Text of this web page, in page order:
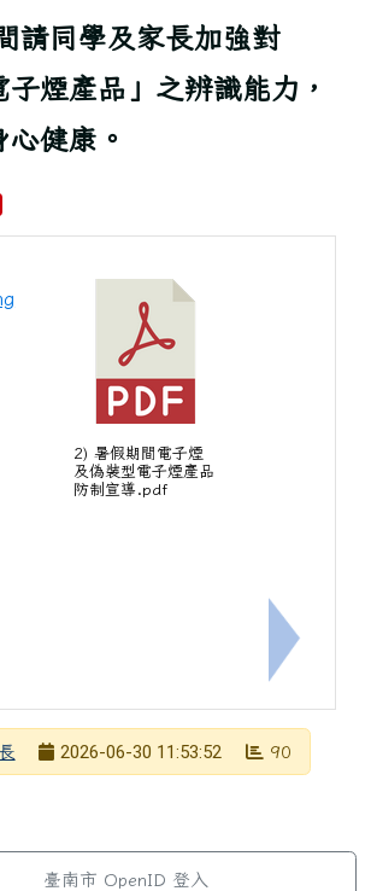
請同學及家長加強對
子煙產品」之辨識能力，
健康。
2(四)市長獎頒獎活動 注意事項~集合報
2) 暑假期間電子煙
及偽裝型電子煙產品
防制宣導.pdf
下一筆：
2026-06-30 11:53:52 90
臺南市 OpenID 登入